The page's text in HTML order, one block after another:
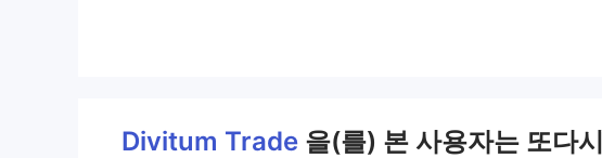
Divitum Trade 을(를) 본 사용자는 또다